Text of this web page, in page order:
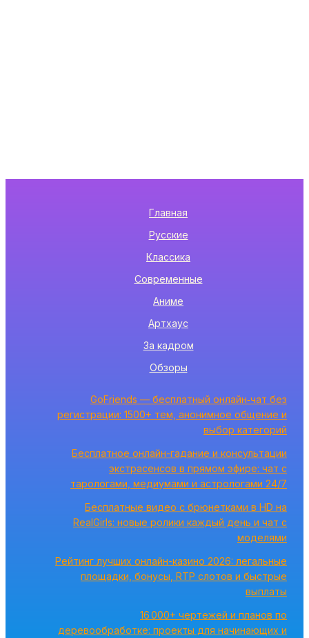
Главная
Русские
Классика
Современные
Аниме
Артхаус
За кадром
Обзоры
GoFriends — бесплатный онлайн‑чат без
регистрации: 1500+ тем, анонимное общение и
выбор категорий
Бесплатное онлайн-гадание и консультации
экстрасенсов в прямом эфире: чат с
тарологами, медиумами и астрологами 24/7
Бесплатные видео с брюнетками в HD на
RealGirls: новые ролики каждый день и чат с
моделями
Рейтинг лучших онлайн-казино 2026: легальные
площадки, бонусы, RTP слотов и быстрые
выплаты
16 000+ чертежей и планов по
деревообработке: проекты для начинающих и